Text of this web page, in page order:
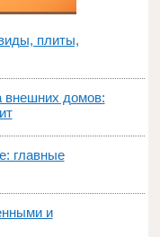
плиты,
внешних домов:
главные
и